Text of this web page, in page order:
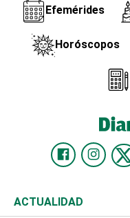
Efemérides
Horóscopos
ACTUALIDAD